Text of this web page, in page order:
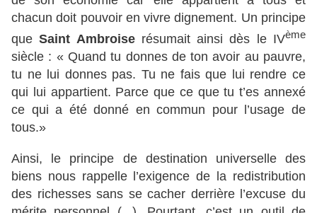
chacun doit pouvoir en vivre dignement. Un principe
queSaint Ambroiserésumait ainsi dès le IVème
siècle : « Quand tu donnes de ton avoir au pauvre,
tu ne lui donnes pas. Tu ne fais que lui rendre ce
qui lui appartient. Parce que ce que tu t’es annexé
ce qui a été donné en commun pour l’usage de
tous.»
Ainsi, le principe de destination universelle des
biens nous rappelle l’exigence de la redistribution
des richesses sans se cacher derrière l’excuse du